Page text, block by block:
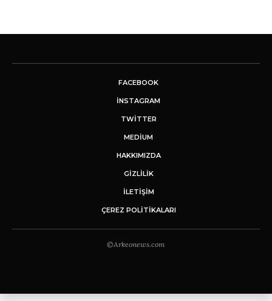
FACEBOOK
INSTAGRAM
TWITTER
MEDIUM
HAKKIMIZDA
GİZLİLİK
İLETIŞIM
ÇEREZ POLITIKALARI
©Arkeonews.com